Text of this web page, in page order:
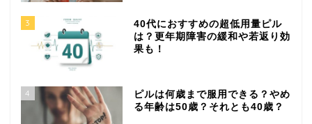
3
40代におすすめの超低用量ピル
は？更年期障害の緩和や若返り効
果も！
4
ピルは何歳まで服用できる？やめ
る年齢は50歳？それとも40歳？